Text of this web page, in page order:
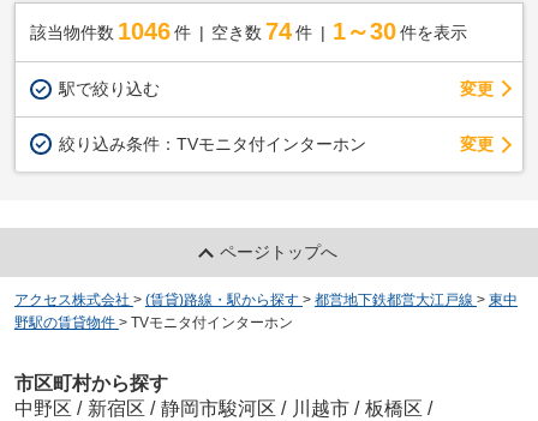
該当物件数 1046件 空き数 74 件 1～30 件を表示
駅で絞り込む 変更
絞り込み条件： TVモニタ付インターホン 変更
ページトップへ
アクセス株式会社 > (賃貸)路線・駅から探す > 都営地下鉄都営大江戸線 > 東中
野駅の賃貸物件 > TVモニタ付インターホン
市区町村から探す
中野区 / 新宿区 / 静岡市駿河区 / 川越市 / 板橋区 /